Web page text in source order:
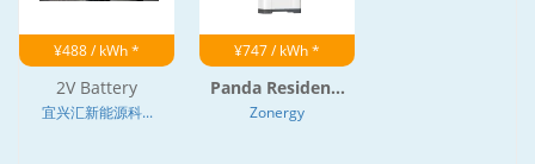
¥488 / kWh *
2V Battery
宜兴汇新能源科...
¥747 / kWh *
Panda Residen...
Zonergy